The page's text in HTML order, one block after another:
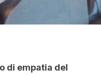
di empatia del